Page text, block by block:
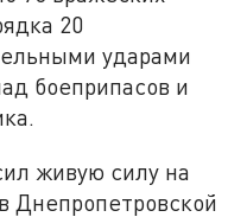
20
ударами
боеприпасов и
живую силу на
Днепропетровской